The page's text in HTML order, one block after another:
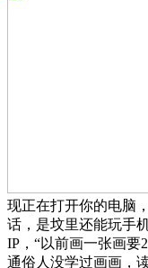
现正在打开你的电脑
话，是坟里还能玩手
IP，“以前画一张画要
通俗人没学过画画，